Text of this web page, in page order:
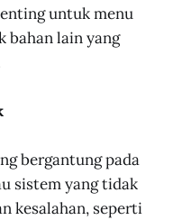
untuk menu
bahan lain yang
bergantung pada
sistem yang tidak
kesalahan, seperti